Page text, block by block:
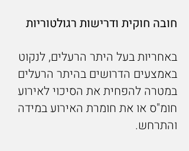
חובה חוקית ודרישות רגולטוריות
באחריות בעל היתר הרעלים, לנקוט
באמצעים הדרושים בהיתר הרעלים
במטרה להפחית את הסיכוי לאירוע
חומ"ס או את חומרת האירוע במידה
והתרחש.